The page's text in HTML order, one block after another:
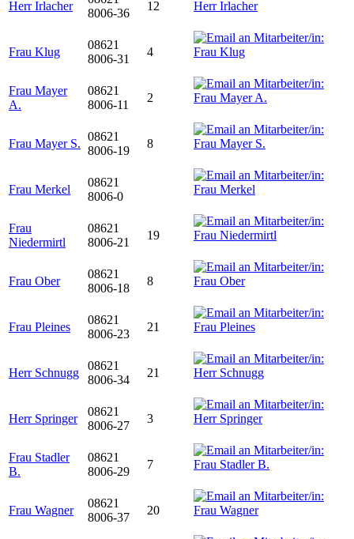
Herr Irlacher
8006-36
12
Frau Klug
08621
8006-31
4
Frau Mayer
A.
08621
8006-11
2
Frau Mayer S.
08621
8006-19
8
Frau Merkel
08621
8006-0
Frau
Niedermirtl
08621
8006-21
19
Frau Ober
08621
8006-18
8
Frau Pleines
08621
8006-23
21
Herr Schnugg
08621
8006-34
21
Herr Springer
08621
8006-27
3
Frau Stadler
B.
08621
8006-29
7
Frau Wagner
08621
8006-37
20